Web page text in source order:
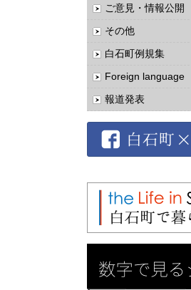
ご意見・情報公開
その他
白石町例規集
Foreign language
報道発表